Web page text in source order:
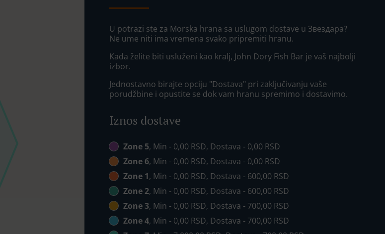
U potrazi ste za Morska hrana sa uslugom dostave u Звездара?
Ne ume niti ima vremena svako pripremiti hranu.
Kada želite biti usluženi kao kralj, John Dory Fish Bar je vaš najbolji
izbor.
Jednostavno birajte opciju "Dostava" pri zaključivanju vaše
porudžbine i opustite se dok vam hranu spremimo i dostavimo.
Iznos dostave
Zone 5, Min - 0,00 RSD, Dostava - 0,00 RSD
Zone 6, Min - 0,00 RSD, Dostava - 0,00 RSD
Zone 1, Min - 0,00 RSD, Dostava - 600,00 RSD
Zone 2, Min - 0,00 RSD, Dostava - 600,00 RSD
Zone 3, Min - 0,00 RSD, Dostava - 700,00 RSD
Zone 4, Min - 0,00 RSD, Dostava - 700,00 RSD